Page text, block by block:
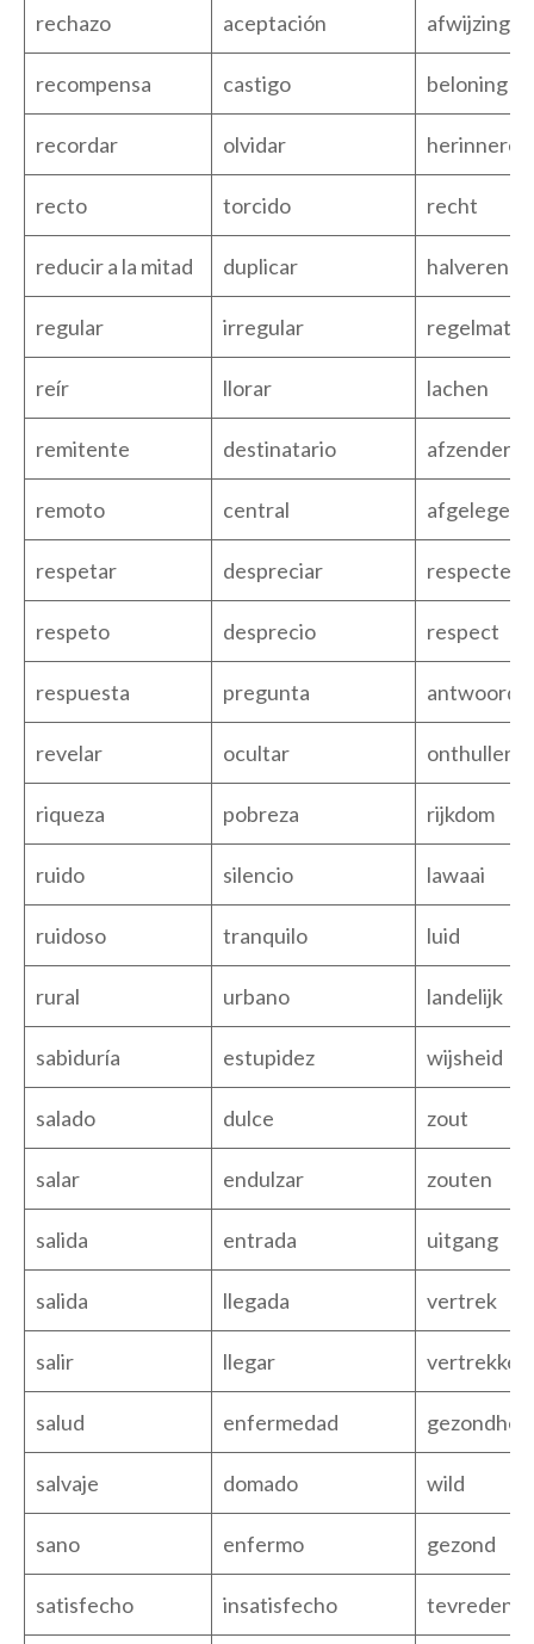
rechazo aceptación afwijzing
recompensa castigo beloning
recordar olvidar herinneren
recto torcido recht
reducir a la mitad duplicar halveren
regular irregular regelmatig
reír llorar lachen
remitente destinatario afzender
remoto central afgelegen
respetar despreciar
respeto desprecio respect
respuesta pregunta antwoord
revelar ocultar onthullen
riqueza pobreza rijkdom
ruido silencio lawaai
ruidoso tranquilo luid
rural urbano landelijk
sabiduría estupidez wijsheid
salado dulce zout
salar endulzar zouten
salida entrada uitgang
salida llegada vertrek
salir llegar vertrekken
salud enfermedad
salvaje domado wild
sano enfermo gezond
satisfecho insatisfecho tevreden